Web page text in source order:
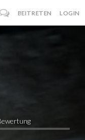
BEITRETEN LOGIN